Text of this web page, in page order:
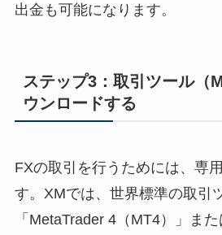
出金も可能になります。
ステップ3：取引ツール（
ウンロードする
FXの取引を行うためには、専
す。XMでは、世界標準の取引
「MetaTrader 4（MT4）」ま